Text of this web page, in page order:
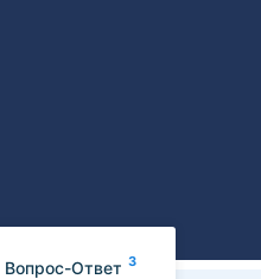
Вопрос-Ответ 3